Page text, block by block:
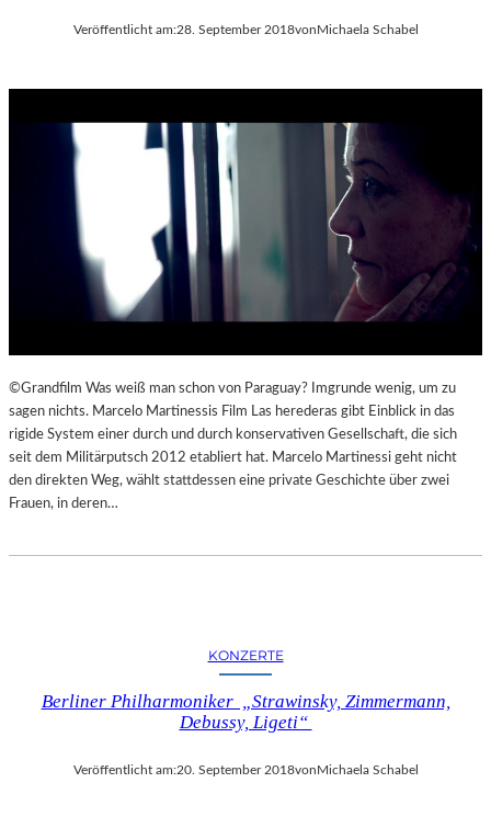
Veröffentlicht am:28. September 2018vonMichaela Schabel
©Grandfilm Was weiß man schon von Paraguay? Imgrunde wenig, um zu
sagen nichts. Marcelo Martinessis Film Las herederas gibt Einblick in das
rigide System einer durch und durch konservativen Gesellschaft, die sich
seit dem Militärputsch 2012 etabliert hat. Marcelo Martinessi geht nicht
den direkten Weg, wählt stattdessen eine private Geschichte über zwei
Frauen, in deren…
KONZERTE
Berliner Philharmoniker „Strawinsky, Zimmermann,
Debussy, Ligeti“
Veröffentlicht am:20. September 2018von Michaela Schabel